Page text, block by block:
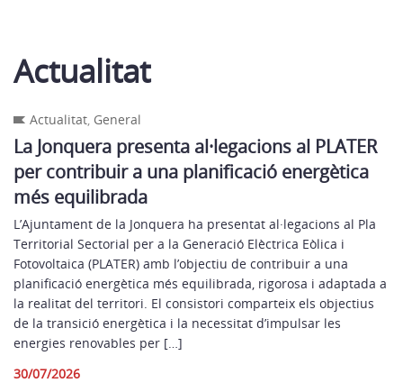
Actualitat
Actualitat, General
La Jonquera presenta al·legacions al PLATER
per contribuir a una planificació energètica
més equilibrada
L’Ajuntament de la Jonquera ha presentat al·legacions al Pla
Territorial Sectorial per a la Generació Elèctrica Eòlica i
Fotovoltaica (PLATER) amb l’objectiu de contribuir a una
planificació energètica més equilibrada, rigorosa i adaptada a
la realitat del territori. El consistori comparteix els objectius
de la transició energètica i la necessitat d’impulsar les
energies renovables per […]
30/07/2026